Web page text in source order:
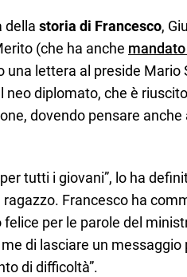
della storia di Francesco,
(che ha anche
una lettera al preside Mario
neo diplomato, che è
dovendo pensare
tutti i giovani”, lo ha
Francesco ha
felice per le parole del
me di lasciare un
di difficoltà”.